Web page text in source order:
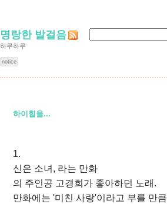
명랑한 발걸음
하루하루
notice
하이힐을...
1.
신은 소녀, 라는 만화
의 주인공 고경희가 좋아하던 노래.
만화에는 '미친 사랑'이라고 부를 만큼